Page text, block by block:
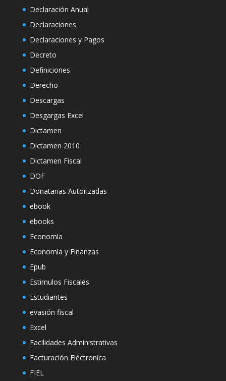
Declaración Anual
Declaraciones
Declaraciones y Pagos
Decreto
Definiciones
Derecho
Descargas
Desgargas Excel
Dictamen
Dictamen 2010
Dictamen Fiscal
DOF
Donatarias Autorizadas
ebook
ebooks
Economía
Economía y Finanzas
Epub
Estimulos Fiscales
Estudiantes
evasión fiscal
Excel
Facilidades Administrativas
Facturación Eléctronica
FIEL